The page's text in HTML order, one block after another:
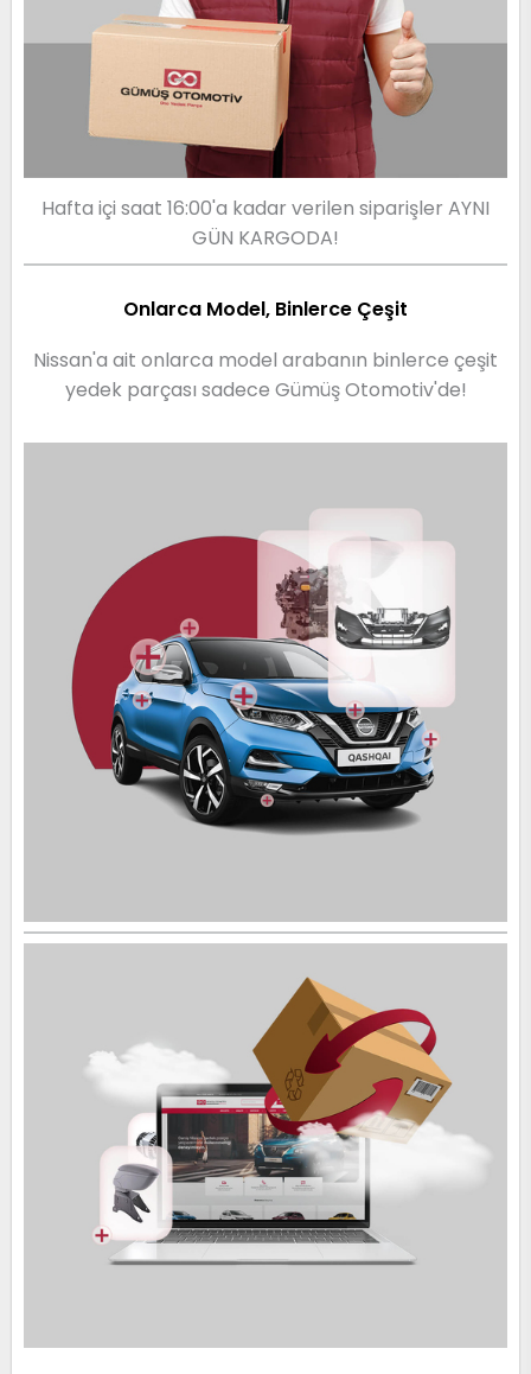
Hafta içi saat 16:00'a kadar verilen siparişler AYNI
GÜN KARGODA!
Onlarca Model, Binlerce Çeşit
Nissan'a ait onlarca model arabanın binlerce çeşit
yedek parçası sadece Gümüş Otomotiv'de!